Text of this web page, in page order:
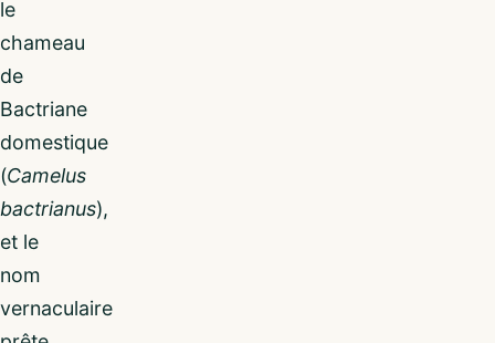
le
chameau
de
Bactriane
domestique
(Camelus
bactrianus),
et le
nom
vernaculaire